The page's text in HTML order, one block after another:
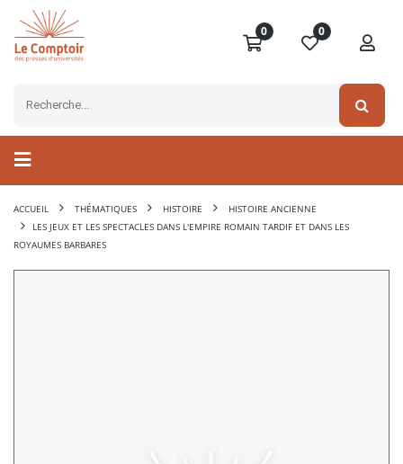
0 0
ACCUEIL THÉMATIQUES HISTOIRE
HISTOIRE ANCIENNE
LES JEUX ET LES SPECTACLES DANS L'EMPIRE ROMAIN TARDIF ET DANS LES
ROYAUMES BARBARES